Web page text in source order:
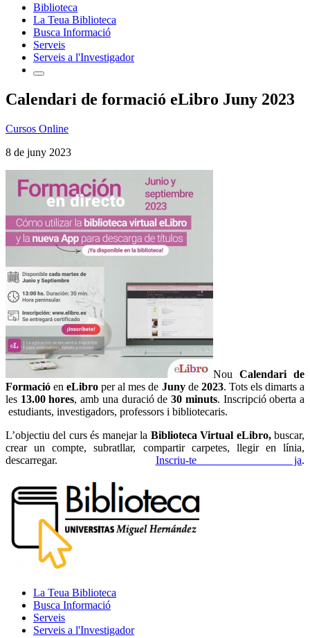
Biblioteca
La Teua Biblioteca
Busca Informació
Serveis
Serveis a l'Investigador
Calendari de formació eLibro Juny 2023
Cursos Online
8 de juny 2023
Nou Calendari de
Formació eneLibro per al mes de Junyde 2023. Tots els dimarts a
les 13.00 hores, amb una duració de30 minuts. Inscripció oberta a
estudiants, investigadors, professors i bibliotecaris.
L’objectiu del curs és manejar la Biblioteca Virtual eLibro,buscar,
crear un compte, subratllar, compartir carpetes, llegir en línia,
descarregar. Inscriu-te ja.
La Teua Biblioteca
Busca Informació
Serveis
Serveis a l'Investigador